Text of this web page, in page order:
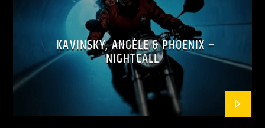
PHOENIX POP ELECTRO
KAVINSKY, ANGÈLE & PHOENIX –
NIGHTCALL